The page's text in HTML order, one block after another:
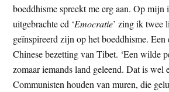
boeddhisme spreekt me erg aan. Op mijn
uitgebrachte cd ‘Emocratie’ zing ik twee
geïnspireerd zijn op het boeddhisme. Een
Chinese bezetting van Tibet. ‘Een wilde
zomaar iemands land geleend. Dat is
Communisten houden van muren, die